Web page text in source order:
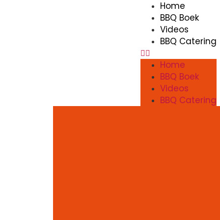
Home
BBQ Boek
Videos
BBQ Catering
Home
BBQ Boek
Videos
BBQ Catering